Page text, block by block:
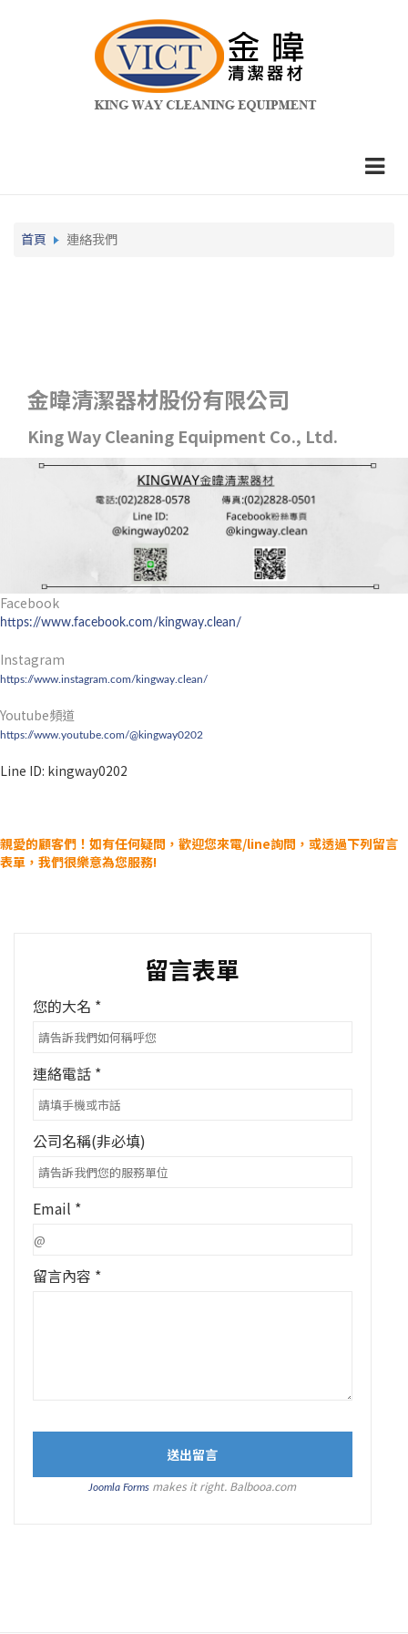
首頁 連絡我們
金暐清潔器材股份有限公司
King Way Cleaning Equipment Co., Ltd.
Facebook
https://www.facebook.com/kingway.clean/
Instagram
https://www.instagram.com/kingway.clean/
Youtube頻道
https://www.youtube.com/@kingway0202
Line ID: kingway0202
親愛的顧客們！如有任何疑問，歡迎您來電/line詢問，或透過下列留言
表單，我們很樂意為您服務!
留言表單
您的大名 *
連絡電話 *
公司名稱(非必填)
Email *
留言內容 *
Joomla Forms makes it right. Balbooa.com